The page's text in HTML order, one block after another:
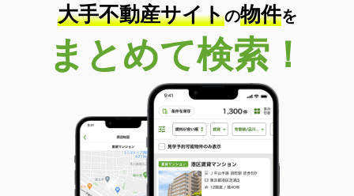
大手不動産サイトの物件を
まとめて検索！